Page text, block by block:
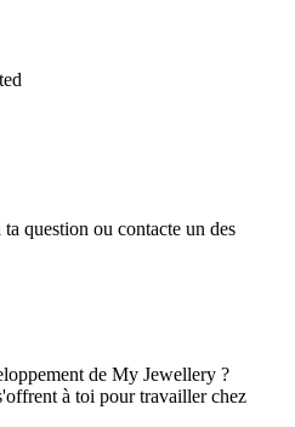
question ou contacte un des
de My Jewellery ?
à toi pour travailler chez